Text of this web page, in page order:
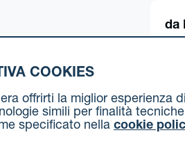
da
COOKIES
offrirti la miglior esperienza
simili per finalità
specificato nella cookie